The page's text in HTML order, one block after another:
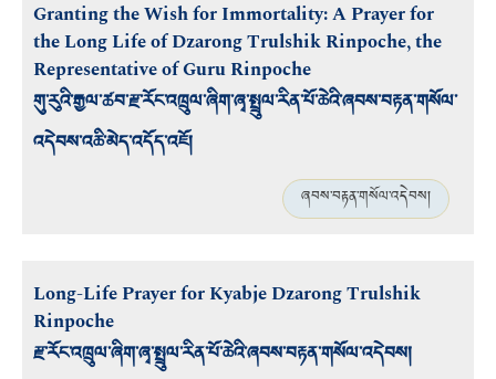
Granting the Wish for Immortality: A Prayer for
the Long Life of Dzarong Trulshik Rinpoche, the
Representative of Guru Rinpoche
གུ་རུའི་རྒྱལ་ཚབ་རྫ་རོང་འཁྲུལ་ཞིག་ཞྭ་སྤྲུལ་རིན་པོ་ཆེའི་ཞབས་བརྟན་གསོལ་
འདེབས་འཆི་མེད་འདོད་འཇོ།
ཞབས་བརྟན་གསོལ་འདེབས།
Long-Life Prayer for Kyabje Dzarong Trulshik
Rinpoche
རྫ་རོང་འཁྲུལ་ཞིག་ཞྭ་སྤྲུལ་རིན་པོ་ཆེའི་ཞབས་བརྟན་གསོལ་འདེབས།